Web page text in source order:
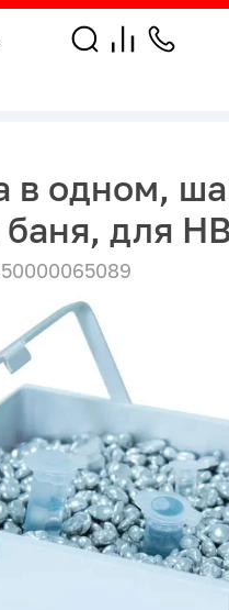
в одном,
для